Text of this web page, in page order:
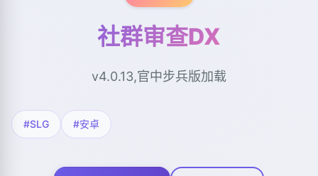
社群审查DX
v4.0.13,官中步兵版加载
#SLG #安卓